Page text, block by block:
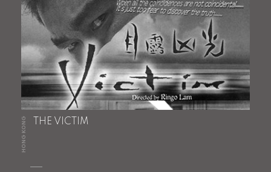
HONG KONG THE VICTIM